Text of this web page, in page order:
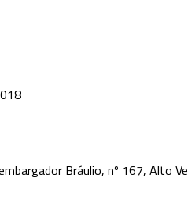
Bráulio, nº 167, Alto